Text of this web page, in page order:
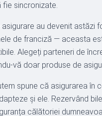
sincronizate.
au devenit astăzi
de franciză — aceasta
Alegeți parteneri de
vă doar produse de
spune că asigurarea
și ele. Rezervând
călătoriei